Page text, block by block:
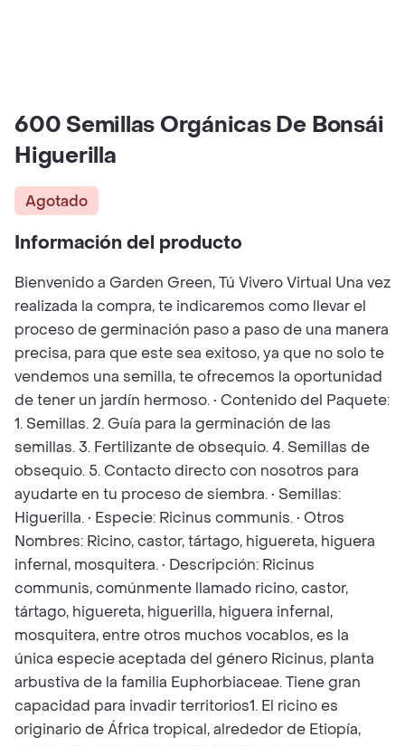
600 Semillas Orgánicas De Bonsái
Higuerilla
Agotado
Información del producto
Bienvenido a Garden Green, Tú Vivero Virtual Una vez
realizada la compra, te indicaremos como llevar el
proceso de germinación paso a paso de una manera
precisa, para que este sea exitoso, ya que no solo te
vendemos una semilla, te ofrecemos la oportunidad
de tener un jardín hermoso. • Contenido del Paquete:
1. Semillas. 2. Guía para la germinación de las
semillas. 3. Fertilizante de obsequio. 4. Semillas de
obsequio. 5. Contacto directo con nosotros para
ayudarte en tu proceso de siembra. • Semillas:
Higuerilla. • Especie: Ricinus communis. • Otros
Nombres: Ricino, castor, tártago, higuereta, higuera
infernal, mosquitera. • Descripción: Ricinus
communis, comúnmente llamado ricino, castor,
tártago, higuereta, higuerilla, higuera infernal,
mosquitera, entre otros muchos vocablos, es la
única especie aceptada del género Ricinus, planta
arbustiva de la familia Euphorbiaceae. Tiene gran
capacidad para invadir territorios1. El ricino es
originario de África tropical, alrededor de Etiopía,